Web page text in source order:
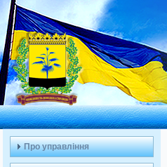
Про управління